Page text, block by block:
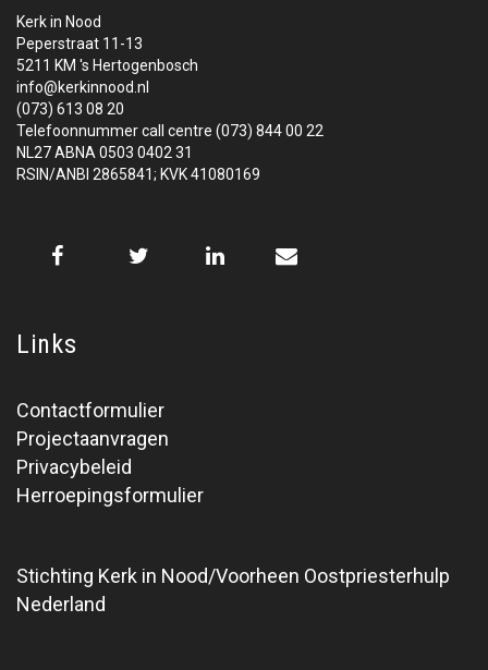
Kerk in Nood
Peperstraat 11-13
5211 KM 's Hertogenbosch
info@kerkinnood.nl
(073) 613 08 20
Telefoonnummer call centre (073) 844 00 22
NL27 ABNA 0503 0402 31
RSIN/ANBI 2865841; KVK 41080169
Links
Contactformulier
Projectaanvragen
Privacybeleid
Herroepingsformulier
Stichting Kerk in Nood/Voorheen Oostpriesterhulp
Nederland